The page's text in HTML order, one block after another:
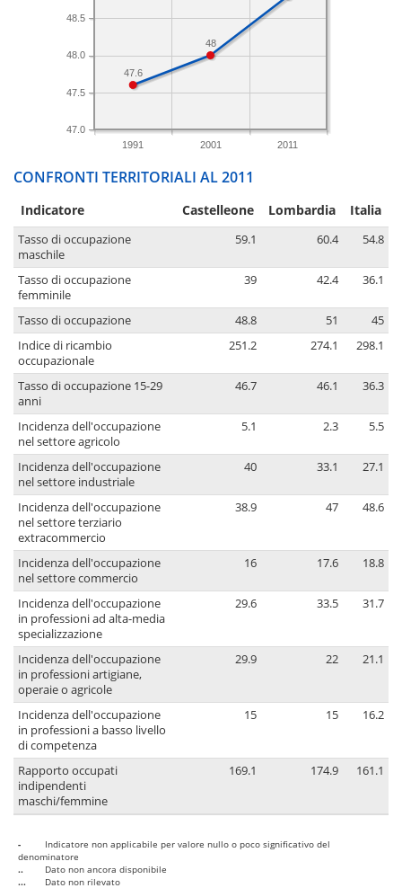
1991 2001 2011
47.0
47.5
48.0
48.5
48
47.6
CONFRONTI TERRITORIALI AL 2011
Indicatore Castelleone Lombardia Italia
Tasso di occupazione
maschile
59.1 60.4 54.8
Tasso di occupazione
femminile
39 42.4 36.1
Tasso di occupazione 48.8 51
45
Indice di ricambio
occupazionale
251.2 274.1 298.1
Tasso di occupazione 15-29
anni
46.7 46.1 36.3
Incidenza dell'occupazione
nel settore agricolo
5.1 2.3 5.5
Incidenza dell'occupazione
nel settore industriale
40 33.1 27.1
Incidenza dell'occupazione
nel settore terziario
extracommercio
38.9 47 48.6
Incidenza dell'occupazione
nel settore commercio
16 17.6 18.8
Incidenza dell'occupazione
in professioni ad alta-media
specializzazione
29.6 33.5 31.7
Incidenza dell'occupazione
in professioni artigiane,
operaie o agricole
29.9 22 21.1
Incidenza dell'occupazione
in professioni a basso livello
di competenza
15 15 16.2
Rapporto occupati
indipendenti
maschi/femmine
169.1 174.9 161.1
-
Indicatore non applicabile per valore nullo o poco significativo del
denominatore
..
Dato non ancora disponibile
...
Dato non rilevato